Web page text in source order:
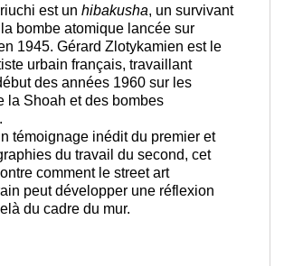
est un hibakusha, un survivant
bombe atomique lancée sur
1945. Gérard Zlotykamien est le
urbain français, travaillant
des années 1960 sur les
la Shoah et des bombes
témoignage inédit du premier et
du travail du second, cet
comment le street art
peut développer une réflexion
du cadre du mur.